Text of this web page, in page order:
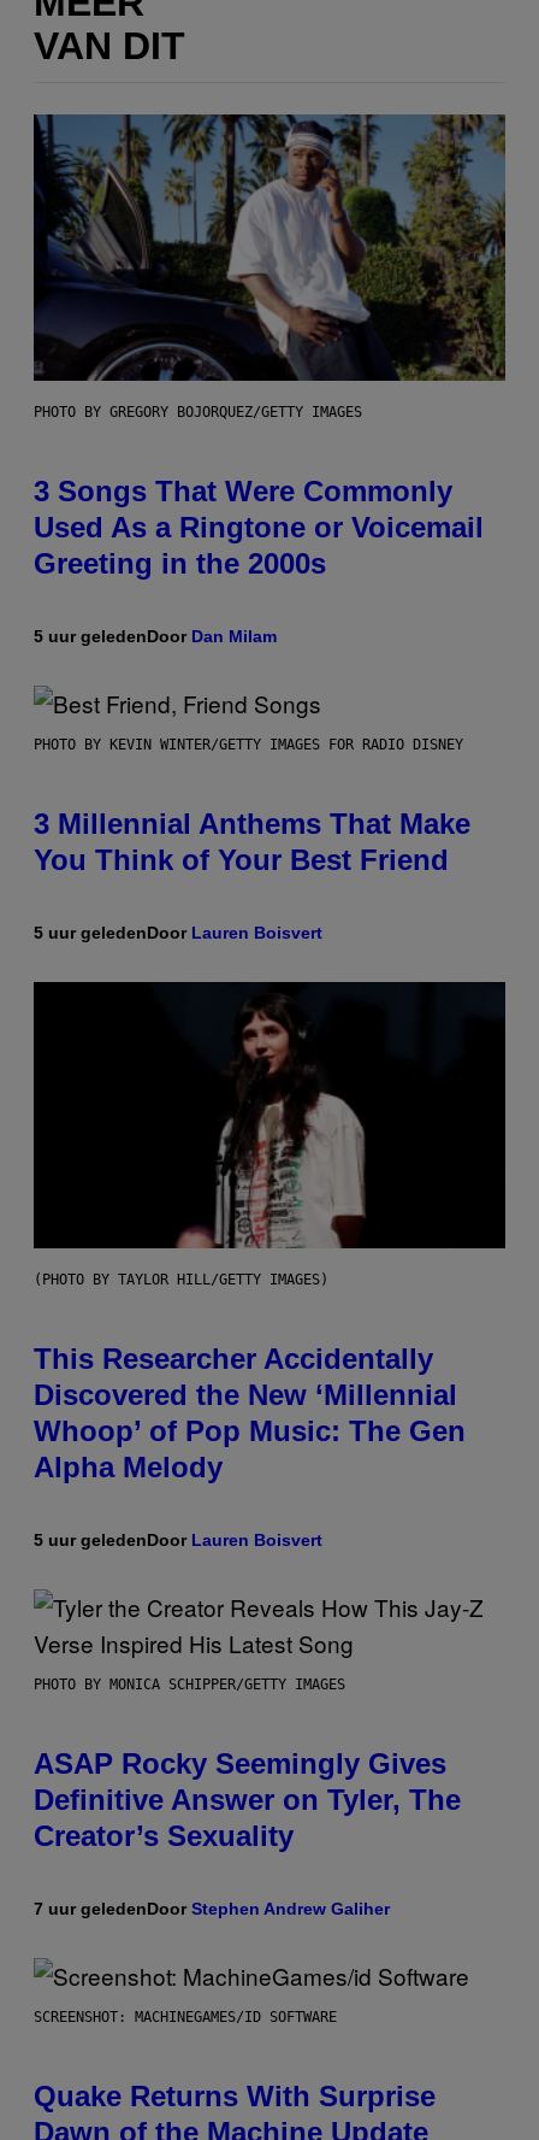
VAN DIT
PHOTO BY GREGORY BOJORQUEZ/GETTY IMAGES
3 Songs That Were Commonly
Used As a Ringtone or Voicemail
Greeting in the 2000s
5 uur geledenDoor Dan Milam
PHOTO BY KEVIN WINTER/GETTY IMAGES FOR RADIO DISNEY
3 Millennial Anthems That Make
You Think of Your Best Friend
5 uur geledenDoor Lauren Boisvert
(PHOTO BY TAYLOR HILL/GETTY IMAGES)
This Researcher Accidentally
Discovered the New ‘Millennial
Whoop’ of Pop Music: The Gen
Alpha Melody
5 uur geledenDoor Lauren Boisvert
PHOTO BY MONICA SCHIPPER/GETTY IMAGES
ASAP Rocky Seemingly Gives
Definitive Answer on Tyler, The
Creator’s Sexuality
7 uur geledenDoorStephen Andrew Galiher
SCREENSHOT: MACHINEGAMES/ID SOFTWARE
Quake Returns With Surprise
Dawn of the Machine Update